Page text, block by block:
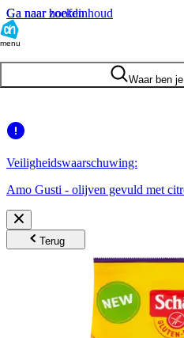
Ga naar hoofdinhoud
Ga naar zoeken
menu
Waar ben
Veiligheidswaarschuwing:
Amo Gusti - olijven gevuld met
Terug